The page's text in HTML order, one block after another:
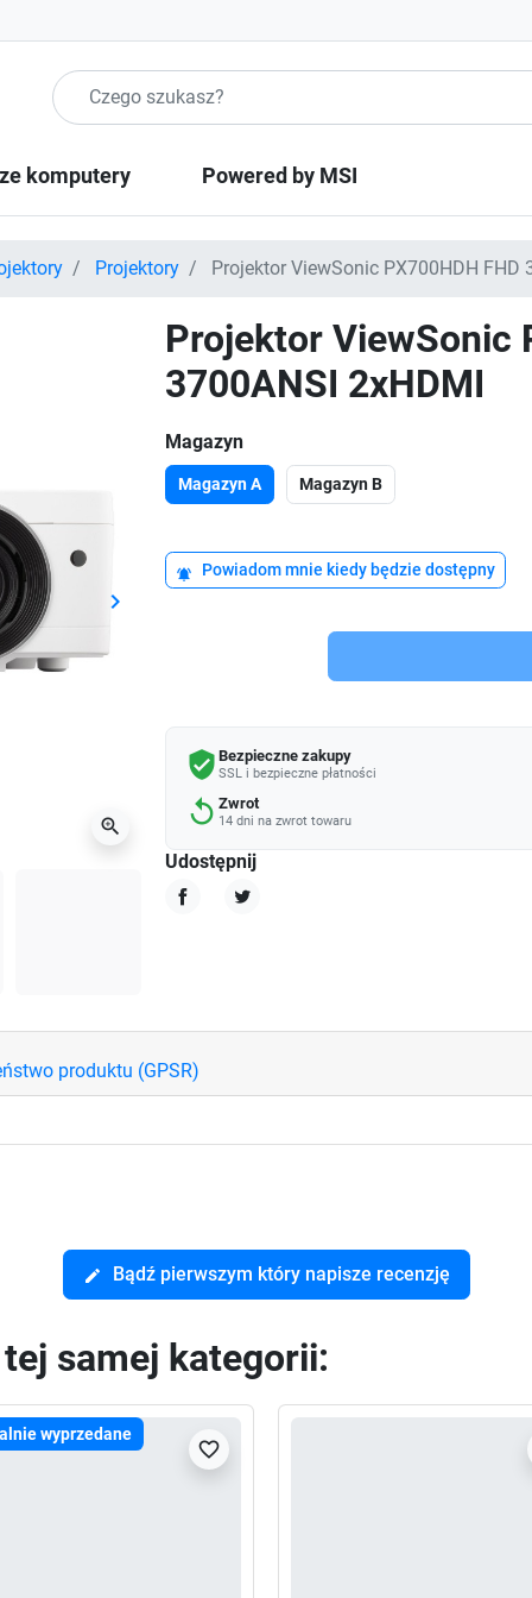
Szukaj produktow
komputery Powered by MSI
Projektory Projektor ViewSonic PX700HDH FHD
Następny
keyboard_arrow_right
zoom_in
Projektor ViewSonic
3700ANSI 2xHDMI
Magazyn
Magazyn A Magazyn B
notifications_active Powiadom mnie kiedy będzie dostępny
verified_user Bezpieczne zakupy
SSL i bezpieczne płatności
replay Zwrot
14 dni na zwrot towaru
Udostępnij
produktu (GPSR)
edit Bądź pierwszym który napisze recenzję
samej kategorii:
wyprzedane
favorite_border